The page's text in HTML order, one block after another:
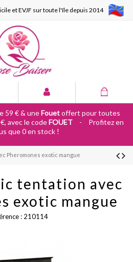
et EVJF sur toute l'île depuis 2014
59 € & uneFouetoffert pour toutes
avec le codeFOUET -
Profitez en
que 0 en stock !
Pheromones exotic mangue
tentation avec
exotic mangue
: 210114